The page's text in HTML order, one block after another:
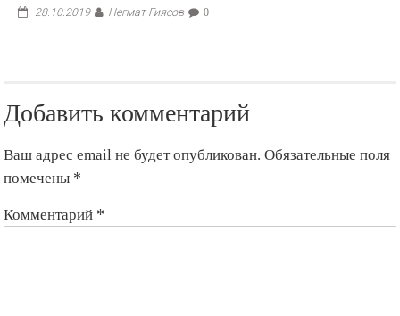
28.10.2019 Негмат Гиясов 0
Добавить комментарий
Ваш адрес email не будет опубликован. Обязательные поля
помечены *
Комментарий *